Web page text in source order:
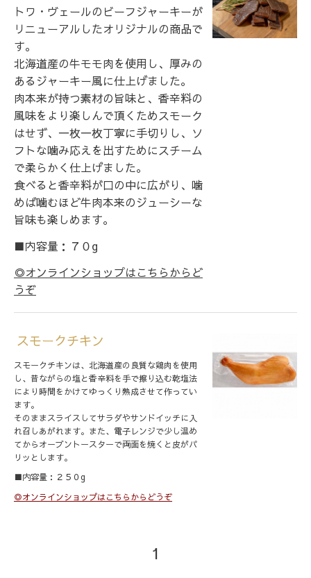
トワ・ヴェールのビーフジャーキーが
リニューアルしたオリジナルの商品で
す。
北海道産の牛モモ肉を使用し、厚みの
あるジャーキー風に仕上げました。
肉本来が持つ素材の旨味と、香辛料の
風味をより楽しんで頂くためスモーク
はせず、一枚一枚丁寧に手切りし、ソ
フトな噛み応えを出すためにスチーム
で柔らかく仕上げました。
食べると香辛料が口の中に広がり、噛
めば噛むほど牛肉本来のジューシーな
旨味も楽しめます。
■内容量：７０g
◎オンラインショップはこちらからど
うぞ
スモークチキン
スモークチキンは、北海道産の良質な鶏肉を使用
し、昔ながらの塩と香辛料を手で擦り込む乾塩法
により時間をかけてゆっくり熟成させて作ってい
ます。
そのままスライスしてサラダやサンドイッチに入
れ召しあがれます。また、電子レンジで少し温め
てからオーブントースターで両面を焼くと皮がパ
リッとします。
■内容量：２５０g
◎オンラインショップはこちらからどうぞ
1